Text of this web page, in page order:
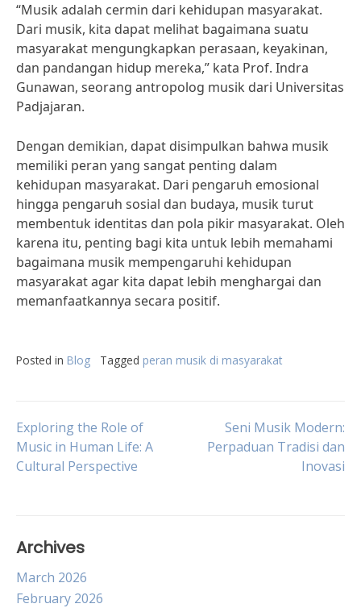
“Musik adalah cermin dari kehidupan masyarakat.
Dari musik, kita dapat melihat bagaimana suatu
masyarakat mengungkapkan perasaan, keyakinan,
dan pandangan hidup mereka,” kata Prof. Indra
Gunawan, seorang antropolog musik dari Universitas
Padjajaran.
Dengan demikian, dapat disimpulkan bahwa musik
memiliki peran yang sangat penting dalam
kehidupan masyarakat. Dari pengaruh emosional
hingga pengaruh sosial dan budaya, musik turut
membentuk identitas dan pola pikir masyarakat. Oleh
karena itu, penting bagi kita untuk lebih memahami
bagaimana musik mempengaruhi kehidupan
masyarakat agar kita dapat lebih menghargai dan
memanfaatkannya secara positif.
Posted in Blog Tagged peran musik di masyarakat
Post
navigation
Exploring the Role of
Music in Human Life: A
Cultural Perspective
Seni Musik Modern:
Perpaduan Tradisi dan
Inovasi
Archives
March 2026
February 2026